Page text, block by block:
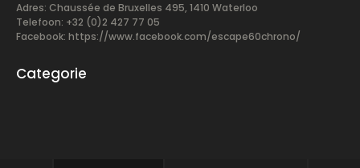
Adres: Chaussée de Bruxelles 495, 1410 Waterloo
Telefoon: +32 (0)2 427 77 05
Facebook: https://www.facebook.com/escape60chrono/
Categorie